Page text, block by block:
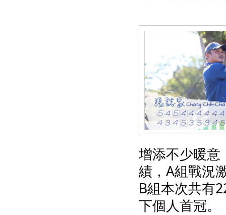
增添不少暖意
績，A組戰況
B組本次共有
下個人首冠。